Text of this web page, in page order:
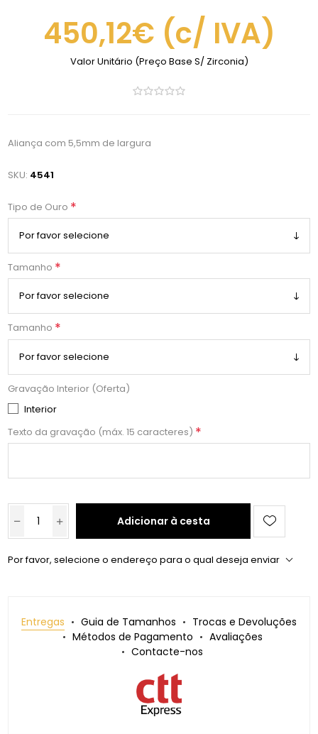
450,12€ (c/ IVA)
Valor Unitário (Preço Base S/ Zirconia)
Aliança com 5,5mm de largura
SKU: 4541
Tipo de Ouro *
Tamanho *
Tamanho *
Gravação Interior (Oferta)
Interior
Texto da gravação (máx. 15 caracteres) *
Adicionar à cesta
Por favor, selecione o endereço para o qual deseja enviar
Entregas Guia de Tamanhos
Trocas e Devoluções
Métodos de Pagamento
Avaliações
Contacte-nos